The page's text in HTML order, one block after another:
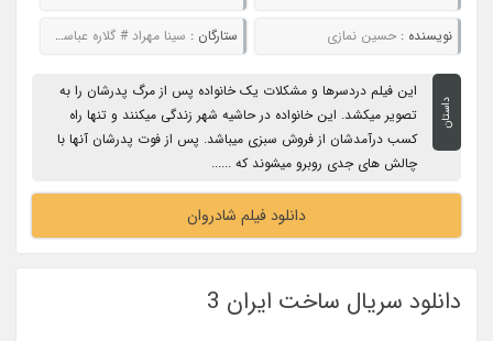
نویسنده :حسین نمازی ستارگان : سینا مهراد # گلاره عباسی # نازنین بیاتی # بهرنگ علوی
داستان
این فیلم دردسرها و مشکلات یک خانواده پس از مرگ پدرشان را به
تصویر میکشد. این خانواده در حاشیه شهر زندگی میکنند و تنها راه
کسب درآمدشان از فروش سبزی میباشد. پس از فوت پدرشان آنها با
چالش های جدی روبرو میشوند که ......
دانلود فیلم شادروان
دانلود سریال ساخت ایران 3